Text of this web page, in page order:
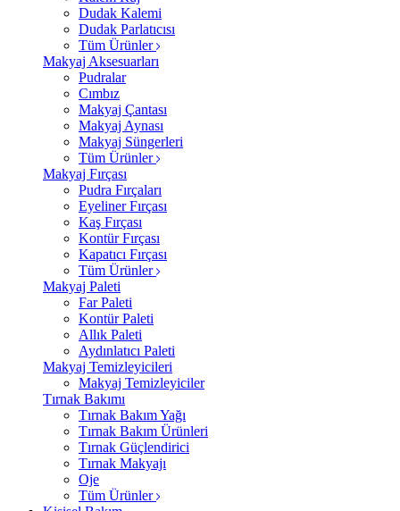
Dudak Kalemi
Dudak Parlatıcısı
Tüm Ürünler
Makyaj Aksesuarları
Pudralar
Cımbız
Makyaj Çantası
Makyaj Aynası
Makyaj Süngerleri
Tüm Ürünler
Makyaj Fırçası
Pudra Fırçaları
Eyeliner Fırçası
Kaş Fırçası
Kontür Fırçası
Kapatıcı Fırçası
Tüm Ürünler
Makyaj Paleti
Far Paleti
Kontür Paleti
Allık Paleti
Aydınlatıcı Paleti
Makyaj Temizleyicileri
Makyaj Temizleyiciler
Tırnak Bakımı
Tırnak Bakım Yağı
Tırnak Bakım Ürünleri
Tırnak Güçlendirici
Tırnak Makyajı
Oje
Tüm Ürünler